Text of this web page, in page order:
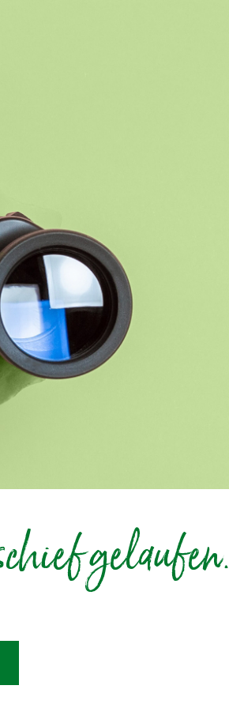
gelaufen.